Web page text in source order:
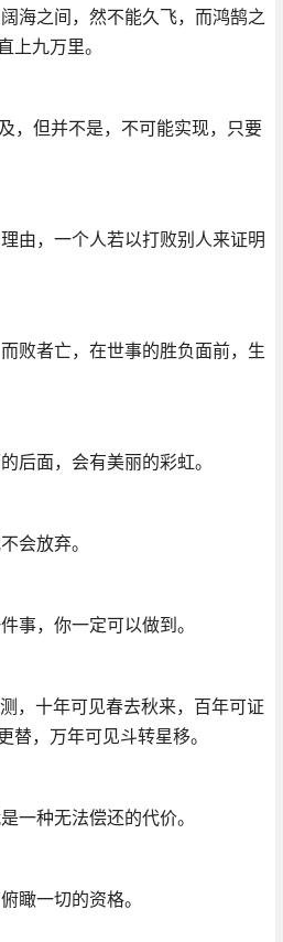
海之间，然不能久飞，而鸿鹄之
上九万里。
，但并不是，不可能实现，只要
由，一个人若以打败别人来证明
败者亡，在世事的胜负面前，生
后面，会有美丽的彩虹。
会放弃。
事，你一定可以做到。
，十年可见春去秋来，百年可证
替，万年可见斗转星移。
一种无法偿还的代价。
瞰一切的资格。